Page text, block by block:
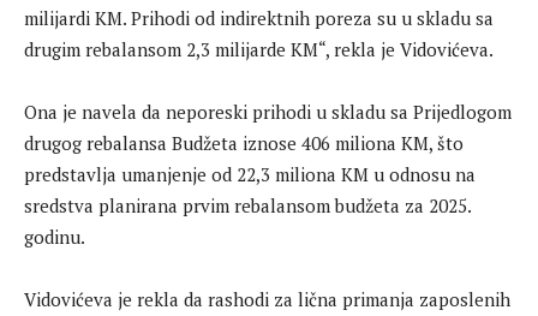
milijardi KM. Prihodi od indirektnih poreza su u skladu sa
drugim rebalansom 2,3 milijarde KM“, rekla je Vidovićeva.
Ona je navela da neporeski prihodi u skladu sa Prijedlogom
drugog rebalansa Budžeta iznose 406 miliona KM, što
predstavlja umanjenje od 22,3 miliona KM u odnosu na
sredstva planirana prvim rebalansom budžeta za 2025.
godinu.
Vidovićeva je rekla da rashodi za lična primanja zaposlenih